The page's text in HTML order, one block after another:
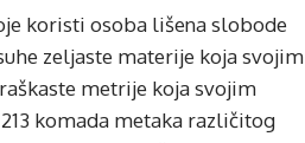
koristi osoba lišena slobode
zeljaste materije koja svojim
metrije koja svojim
komada metaka različitog